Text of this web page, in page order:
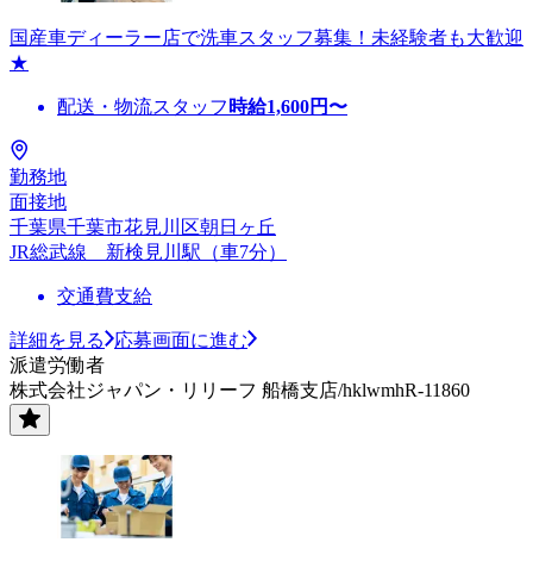
国産車ディーラー店で洗車スタッフ募集！未経験者も大歓迎
★
配送・物流スタッフ 時給1,600円〜
勤務地
面接地
千葉県千葉市花見川区朝日ヶ丘
JR総武線 新検見川駅（車7分）
交通費支給
詳細を見る
応募画面に進む
派遣労働者
株式会社ジャパン・リリーフ 船橋支店/hklwmhR-11860